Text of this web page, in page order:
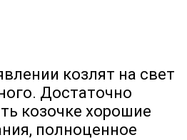
козлят на свет
Достаточно
козочке хорошие
полноценное